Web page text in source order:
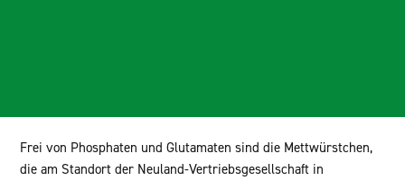
Frei von Phosphaten und Glutamaten sind die Mettwürstchen,
die am Standort der Neuland-Vertriebsgesellschaft in